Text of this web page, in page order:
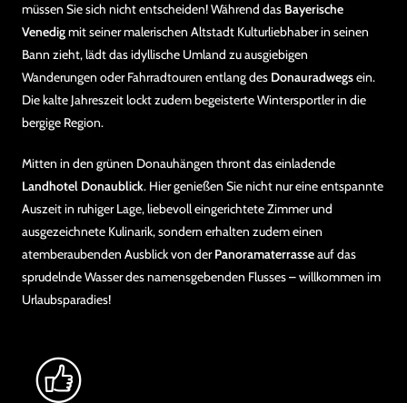
müssen Sie sich nicht entscheiden! Während das Bayerische
Venedigmit seiner malerischen Altstadt Kulturliebhaber in seinen
Bann zieht, lädt das idyllische Umland zu ausgiebigen
Wanderungen oder Fahrradtouren entlang des Donauradwegsein.
Die kalte Jahreszeit lockt zudem begeisterte Wintersportler in die
bergige Region.
Mitten in den grünen Donauhängen thront das einladende
Landhotel Donaublick. Hier genießen Sie nicht nur eine entspannte
Auszeit in ruhiger Lage, liebevoll eingerichtete Zimmer und
ausgezeichnete Kulinarik, sondern erhalten zudem einen
atemberaubenden Ausblick von derPanoramaterrasseauf das
sprudelnde Wasser des namensgebenden Flusses – willkommen im
Urlaubsparadies!